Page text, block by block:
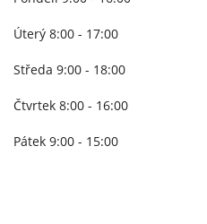
Úterý 8:00 - 17:00
Středa 9:00 - 18:00
Čtvrtek 8:00 - 16:00
Pátek 9:00 - 15:00